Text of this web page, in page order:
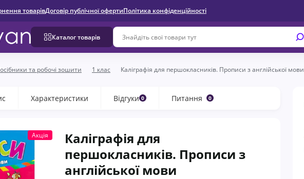
товарівДоговір публічної офертиПолітика конфіденційності
Каталог товарів
та робочі зошити 1 клас Каліграфія для першокласників. Прописи з англійської мови
Характеристики Відгуки 0 Питання 0
Акція
Каліграфія для
першокласників. Прописи з
англійської мови